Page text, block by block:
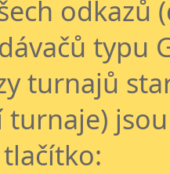
odkazů
typu
turnajů
turnaje)